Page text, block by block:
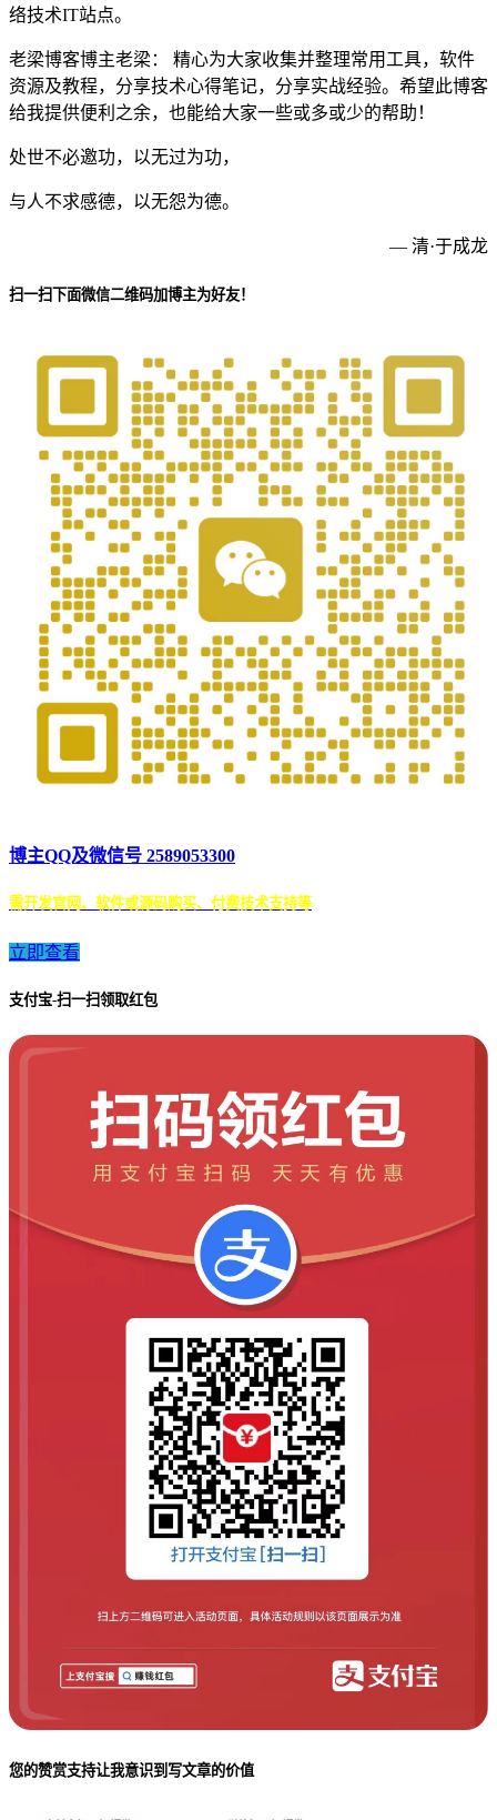
络技术IT站点。
老梁博客博主老梁： 精心为大家收集并整理常用工具，软件
资源及教程，分享技术心得笔记，分享实战经验。希望此博客
给我提供便利之余，也能给大家一些或多或少的帮助！
处世不必邀功，以无过为功，
与人不求感德，以无怨为德。
— 清·于成龙
扫一扫下面微信二维码加博主为好友！
博主QQ及微信号 2589053300
需开发官网、软件或源码购买、付费技术支持等
立即查看
支付宝-扫一扫领取红包
您的赞赏支持让我意识到写文章的价值